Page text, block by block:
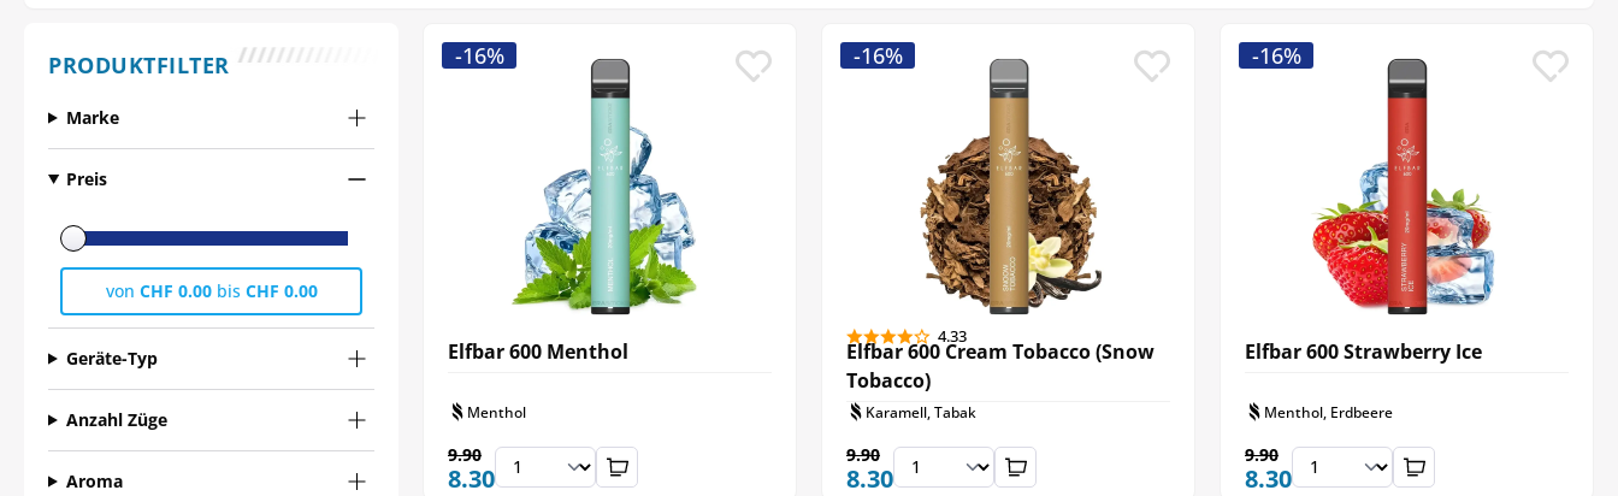
PRODUKTFILTER
Marke
Preis
von CHF 0.00bis CHF 0.00
Geräte-Typ
Anzahl Züge
Aroma
Elfbar 600 Menthol
Menthol
8.30
9.90
-16%
4.33
Elfbar 600 Cream Tobacco (Snow
Tobacco)
Karamell, Tabak
8.30
9.90
-16%
Elfbar 600 Strawberry Ice
Menthol, Erdbeere
8.30
9.90
-16%